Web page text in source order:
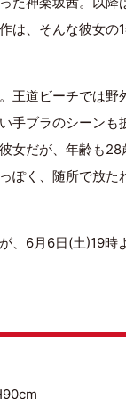
は、そんな彼女の
王道ビーチでは野
手ブラのシーンも
女だが、年齢も
ぽく、随所で放た
、6月6日(土)19時